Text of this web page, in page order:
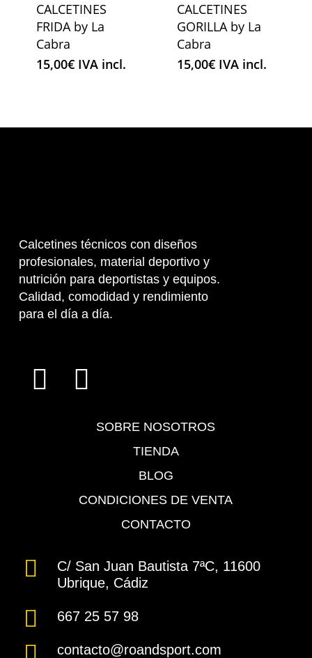
CALCETINES
FRIDA by La
Cabra
15,00€ IVA incl.
CALCETINES
GORILLA by La
Cabra
15,00€ IVA incl.
Calcetines técnicos con diseños
profesionales, material deportivo y
nutrición para deportistas y equipos.
Calidad, comodidad y rendimiento
para el día a día.
SOBRE NOSOTROS
TIENDA
BLOG
CONDICIONES DE VENTA
CONTACTO
C/ San Juan Bautista 7ªC, 11600
Ubrique, Cádiz
667 25 57 98
contacto@roandsport.com